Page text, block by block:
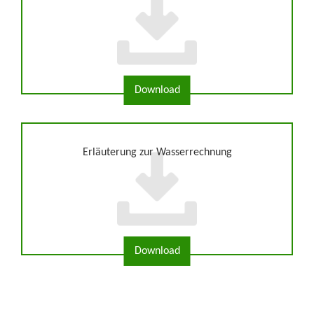
Erläuterung zur Wasserrechnung